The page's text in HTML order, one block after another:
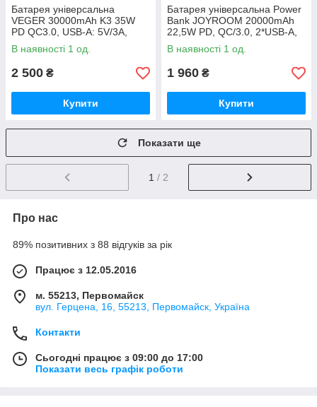
Батарея універсальна
VEGER 30000mAh K3 35W
PD QC3.0, USB-A: 5V/3A,
1xLightning, USB Type-C 4.5A
В наявності 1 од.
2 500 ₴
Купити
Батарея універсальна Power
Bank JOYROOM 20000mAh
22,5W PD, QC/3.0, 2*USB-A,
Micro-USB, USB-C In/Out
В наявності 1 од.
1 960 ₴
Купити
Показати ще
1 / 2
Про нас
89% позитивних з 88 відгуків за рік
Працює з 12.05.2016
м. 55213, Первомайск
вул. Герцена, 16, 55213, Первомайск, Україна
Контакти
Сьогодні працює з 09:00 до 17:00
Показати весь графік роботи